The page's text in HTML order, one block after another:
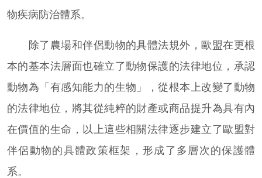
物疾病防治體系。
除了農場和伴侶動物的具體法規外，歐盟在更根
本的基本法層面也確立了動物保護的法律地位，承認
動物為「有感知能力的生物」，從根本上改變了動物
的法律地位，將其從純粹的財產或商品提升為具有內
在價值的生命，以上這些相關法律逐步建立了歐盟對
伴侶動物的具體政策框架，形成了多層次的保護體
系。